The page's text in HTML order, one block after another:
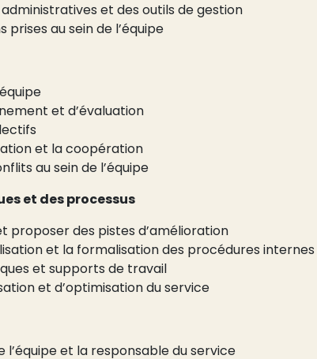
et des outils de gestion
au sein de l’équipe
et d’évaluation
et la coopération
au sein de l’équipe
et des processus
proposer des pistes d’amélioration
et la formalisation des procédures internes
et supports de travail
et d’optimisation du service
et la responsable du service